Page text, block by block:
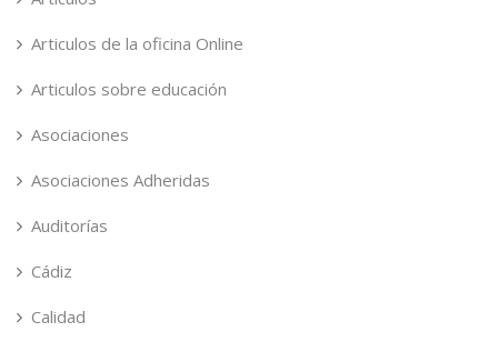
Articulos de la oficina Online
Articulos sobre educación
Asociaciones
Asociaciones Adheridas
Auditorías
Cádiz
Calidad